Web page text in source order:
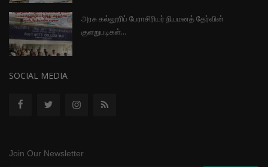
அரசு கல்லூரிப் பேராசிரியர் நியமனத் தேர்வின்
குளறுபடிகள்...
SOCIAL MEDIA
Join Our Newsletter